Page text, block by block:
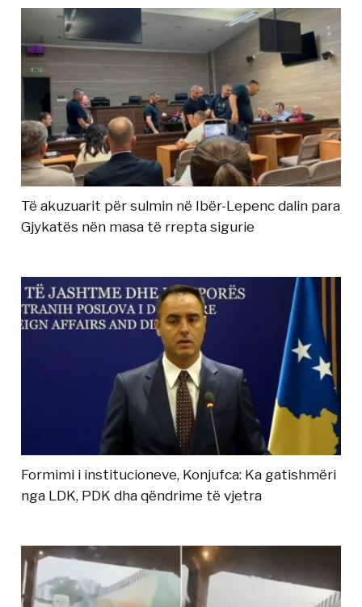
Të akuzuarit për sulmin në Ibër-Lepenc dalin para
Gjykatës nën masa të rrepta sigurie
Formimi i institucioneve, Konjufca: Ka gatishmëri
nga LDK, PDK dha qëndrime të vjetra